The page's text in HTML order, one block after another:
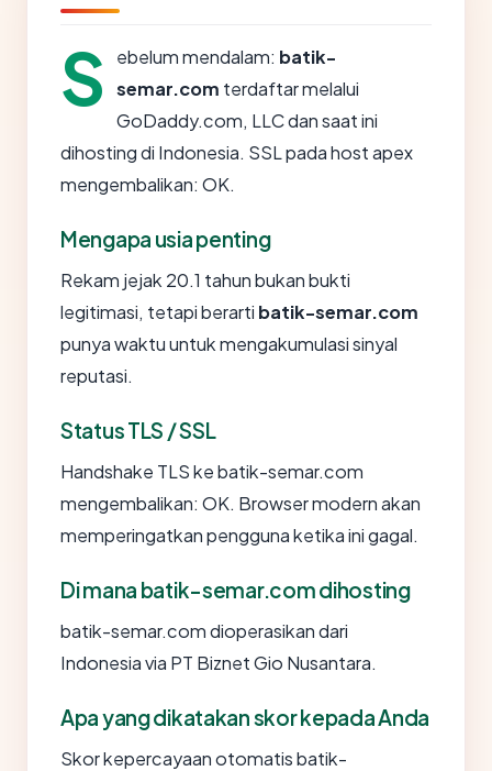
S ebelum mendalam: batik-
semar.com terdaftar melalui
GoDaddy.com, LLC dan saat ini
dihosting di Indonesia. SSL pada host apex
mengembalikan: OK.
Mengapa usia penting
Rekam jejak 20.1 tahun bukan bukti
legitimasi, tetapi berarti batik-semar.com
punya waktu untuk mengakumulasi sinyal
reputasi.
Status TLS / SSL
Handshake TLS ke batik-semar.com
mengembalikan: OK. Browser modern akan
memperingatkan pengguna ketika ini gagal.
Di mana batik-semar.com dihosting
batik-semar.com dioperasikan dari
Indonesia via PT Biznet Gio Nusantara.
Apa yang dikatakan skor kepada Anda
Skor kepercayaan otomatis batik-